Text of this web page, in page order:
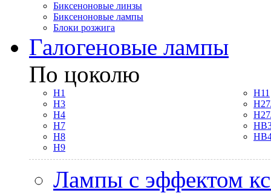
Биксеноновые линзы
Биксеноновые лампы
Блоки розжига
Галогеновые лампы
По цоколю
H1
H3
H4
H7
H8
H9
H11
Лампы с эффектом